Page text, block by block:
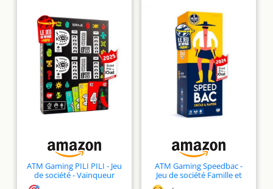
ATM Gaming PILI PILI - Jeu
de société - Vainqueur
Grand Prix du Jouet 2025 -
ATM Gaming Speedbac -
Jeu de société Famille et
Amis - Parfait pour Mettre